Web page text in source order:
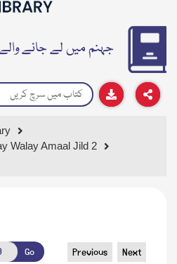
جہنم میں لے جانے
Walay Amaal Jild 2
Go Previous Next